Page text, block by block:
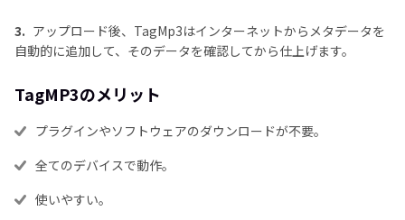
3. アップロード後、TagMp3はインターネットからメタデータを
自動的に追加して、そのデータを確認してから仕上げます。
TagMP3のメリット
プラグインやソフトウェアのダウンロードが不要。
全てのデバイスで動作。
使いやすい。